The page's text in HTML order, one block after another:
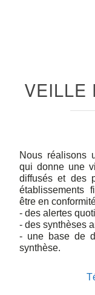
VEILLE
Nous réalisons
qui donne une
diffusés et des
établissements
être en
- des alertes
- des synthèses
- une base de
synthèse.